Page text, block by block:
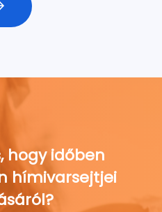
hogy időben
hímivarsejtjei